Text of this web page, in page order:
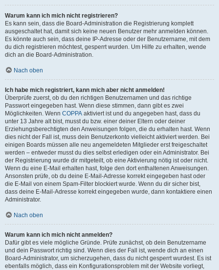
Warum kann ich mich nicht registrieren?
Es kann sein, dass die Board-Administration die Registrierung komplett
ausgeschaltet hat, damit sich keine neuen Benutzer mehr anmelden können.
Es könnte auch sein, dass deine IP-Adresse oder der Benutzername, mit dem
du dich registrieren möchtest, gesperrt wurden. Um Hilfe zu erhalten, wende
dich an die Board-Administration.
Nach oben
Ich habe mich registriert, kann mich aber nicht anmelden!
Überprüfe zuerst, ob du den richtigen Benutzernamen und das richtige
Passwort eingegeben hast. Wenn diese stimmen, dann gibt es zwei
Möglichkeiten. Wenn COPPA aktiviert ist und du angegeben hast, dass du
unter 13 Jahre alt bist, musst du bzw. einer deiner Eltern oder deiner
Erziehungsberechtigten den Anweisungen folgen, die du erhalten hast. Wenn
dies nicht der Fall ist, muss dein Benutzerkonto vielleicht aktiviert werden. Bei
einigen Boards müssen alle neu angemeldeten Mitglieder erst freigeschaltet
werden – entweder musst du dies selbst erledigen oder ein Administrator. Bei
der Registrierung wurde dir mitgeteilt, ob eine Aktivierung nötig ist oder nicht.
Wenn du eine E-Mail erhalten hast, folge den dort enthaltenen Anweisungen.
Ansonsten prüfe, ob du deine E-Mail-Adresse korrekt eingegeben hast oder
die E-Mail von einem Spam-Filter blockiert wurde. Wenn du dir sicher bist,
dass deine E-Mail-Adresse korrekt eingegeben wurde, dann kontaktiere einen
Administrator.
Nach oben
Warum kann ich mich nicht anmelden?
Dafür gibt es viele mögliche Gründe. Prüfe zunächst, ob dein Benutzername
und dein Passwort richtig sind. Wenn dies der Fall ist, wende dich an einen
Board-Administrator, um sicherzugehen, dass du nicht gesperrt wurdest. Es ist
ebenfalls möglich, dass ein Konfigurationsproblem mit der Website vorliegt,